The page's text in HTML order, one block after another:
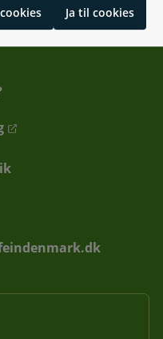
Ja til cookies
myndighed